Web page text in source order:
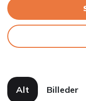
Alt Billeder